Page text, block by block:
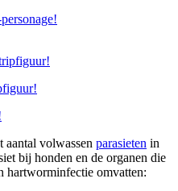
volwassen parasieten in
bij honden en de organen die
hartworminfectie omvatten: